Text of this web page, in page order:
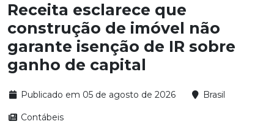
Receita esclarece que
construção de imóvel não
garante isenção de IR sobre
ganho de capital
Publicado em 05 de agosto de 2026 Brasil
Contábeis